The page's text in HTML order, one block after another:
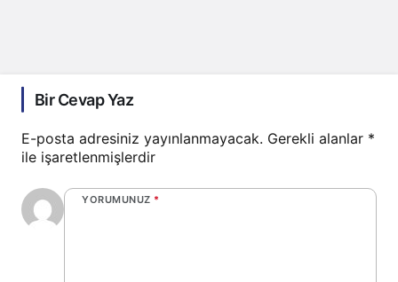
Bir Cevap Yaz
E-posta adresiniz yayınlanmayacak. Gerekli alanlar *
ile işaretlenmişlerdir
YORUMUNUZ *